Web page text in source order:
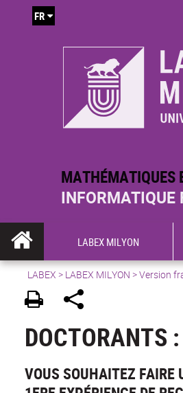
MATHÉMATIQUES
INFORMATIQUE
FR
LABEX MILYON
LABEX > LABEX MILYON >Version
DOCTORANTS
VOUS SOUHAITEZ FAIRE